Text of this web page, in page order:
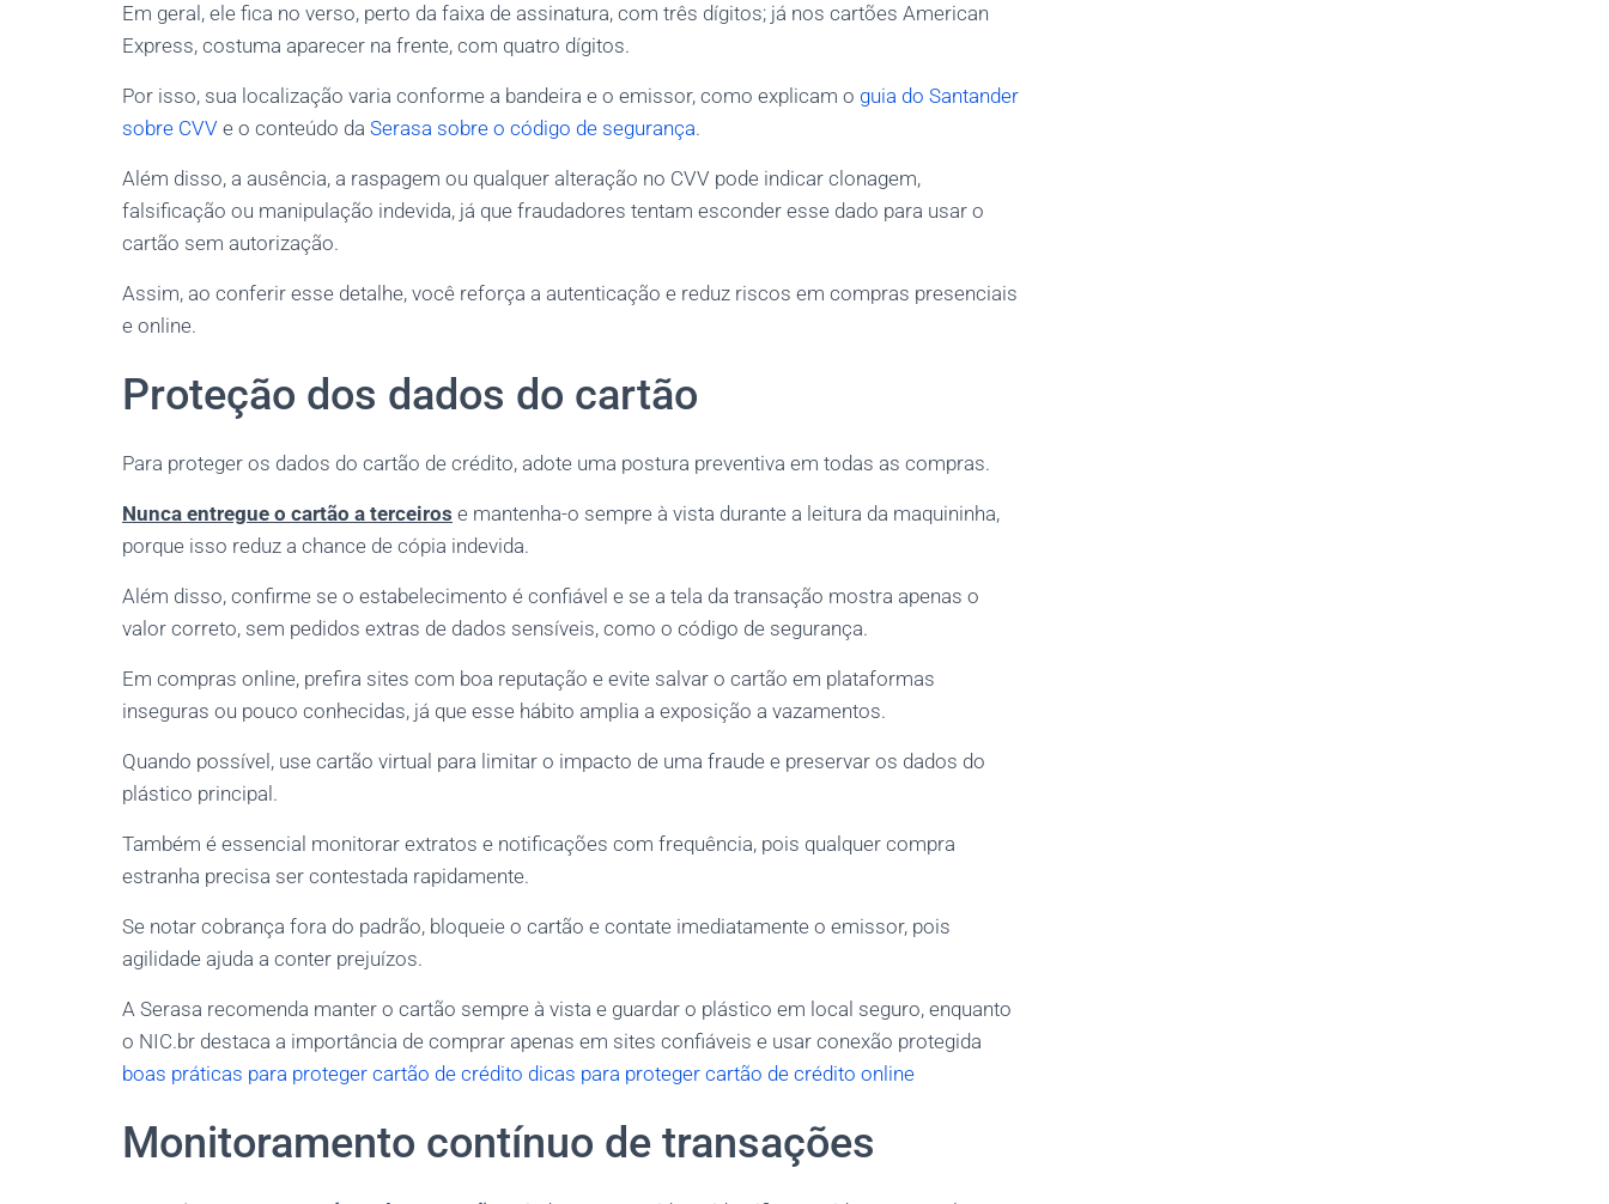
Em geral, ele fica no verso, perto da faixa de assinatura, com três dígitos; já nos cartões American
Express, costuma aparecer na frente, com quatro dígitos.
Por isso, sua localização varia conforme a bandeira e o emissor, como explicam o guia do Santander
sobre CVV e o conteúdo da Serasa sobre o código de segurança.
Além disso, a ausência, a raspagem ou qualquer alteração no CVV pode indicar clonagem,
falsificação ou manipulação indevida, já que fraudadores tentam esconder esse dado para usar o
cartão sem autorização.
Assim, ao conferir esse detalhe, você reforça a autenticação e reduz riscos em compras presenciais
e online.
Proteção dos dados do cartão
Para proteger os dados do cartão de crédito, adote uma postura preventiva em todas as compras.
Nunca entregue o cartão a terceiros e mantenha-o sempre à vista durante a leitura da maquininha,
porque isso reduz a chance de cópia indevida.
Além disso, confirme se o estabelecimento é confiável e se a tela da transação mostra apenas o
valor correto, sem pedidos extras de dados sensíveis, como o código de segurança.
Em compras online, prefira sites com boa reputação e evite salvar o cartão em plataformas
inseguras ou pouco conhecidas, já que esse hábito amplia a exposição a vazamentos.
Quando possível, use cartão virtual para limitar o impacto de uma fraude e preservar os dados do
plástico principal.
Também é essencial monitorar extratos e notificações com frequência, pois qualquer compra
estranha precisa ser contestada rapidamente.
Se notar cobrança fora do padrão, bloqueie o cartão e contate imediatamente o emissor, pois
agilidade ajuda a conter prejuízos.
A Serasa recomenda manter o cartão sempre à vista e guardar o plástico em local seguro, enquanto
o NIC.br destaca a importância de comprar apenas em sites confiáveis e usar conexão protegida
boas práticas para proteger cartão de crédito dicas para proteger cartão de crédito online
Monitoramento contínuo de transações